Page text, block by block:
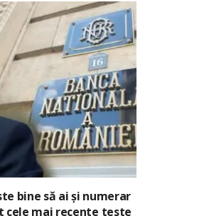
bine să ai și numerar
cele mai recente teste